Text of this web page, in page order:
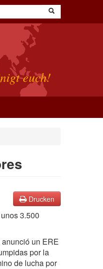
euch!
Drucken
3.500
un ERE
por la
de lucha por